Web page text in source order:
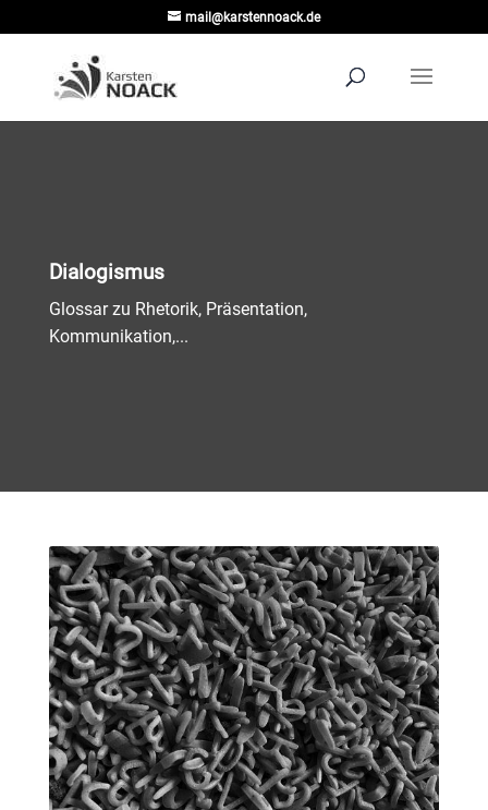
mail@karstennoack.de
Dialogismus
Glossar zu Rhetorik, Präsentation,
Kommunikation,...